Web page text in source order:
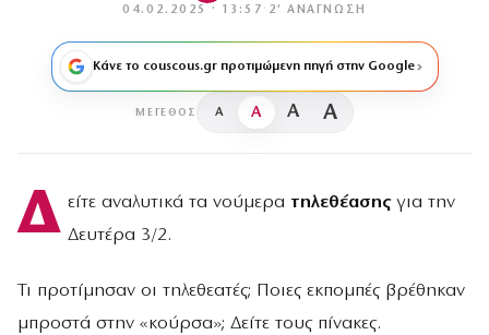
04.02.2025 · 13:57 · 2′ ΑΝΆΓΝΩΣΗ
Κάνε το couscous.gr προτιμώμενη πηγή στην Google
ΜΈΓΕΘΟΣ A A A A
Δ είτε αναλυτικά τα νούμερα τηλεθέασηςγια την
Δευτέρα 3/2.
Τι προτίμησαν οι τηλεθεατές; Ποιες εκπομπές βρέθηκαν
μπροστά στην «κούρσα»; Δείτε τους πίνακες.